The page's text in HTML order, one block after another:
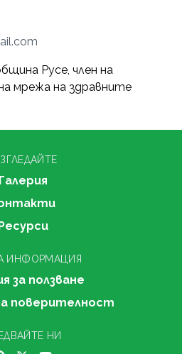
Русе, член на
мрежа на здравните
Галерия
ИНФОРМАЦИЯ
за ползване
поверителност
НИ